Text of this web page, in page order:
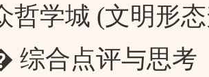
哲学城 (文明形
合点评与思考